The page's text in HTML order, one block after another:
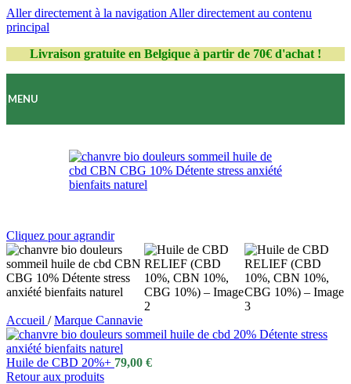
Aller directement à la navigation Aller directement au contenu
principal
Livraison gratuite en Belgique à partir de 70€ d'achat !
MENU
Cliquez pour agrandir
Accueil / Marque Cannavie
Huile de CBD 20%+ 79,00 €
Retour aux produits